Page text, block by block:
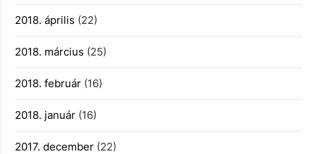
2018. április (22)
2018. március (25)
2018. február (16)
2018. január (16)
2017. december (22)